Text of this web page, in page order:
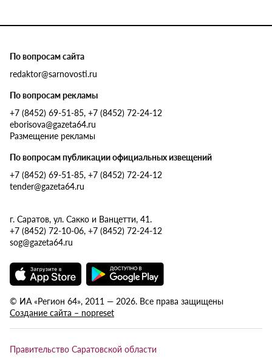
По вопросам сайта
redaktor@sarnovosti.ru
По вопросам рекламы
+7 (8452) 69-51-85, +7 (8452) 72-24-12
eborisova@gazeta64.ru
Размещение рекламы
По вопросам публикации официальных извещений
+7 (8452) 69-51-85, +7 (8452) 72-24-12
tender@gazeta64.ru
г. Саратов, ул. Сакко и Ванцетти, 41.
+7 (8452) 72-10-06, +7 (8452) 72-24-12
sog@gazeta64.ru
© ИА «Регион 64», 2011 — 2026. Все права защищены
Создание сайта – nopreset
Правительство Саратовской области